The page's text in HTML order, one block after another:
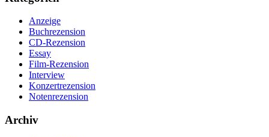
Anzeige
Buchrezension
CD-Rezension
Essay
Film-Rezension
Interview
Konzertrezension
Notenrezension
Archiv